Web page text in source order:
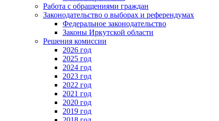
Работа с обращениями граждан
Законодательство о выборах и референдумах
Федеральное законодательство
Законы Иркутской области
Решения комиссии
2026 год
2025 год
2024 год
2023 год
2022 год
2021 год
2020 год
2019 год